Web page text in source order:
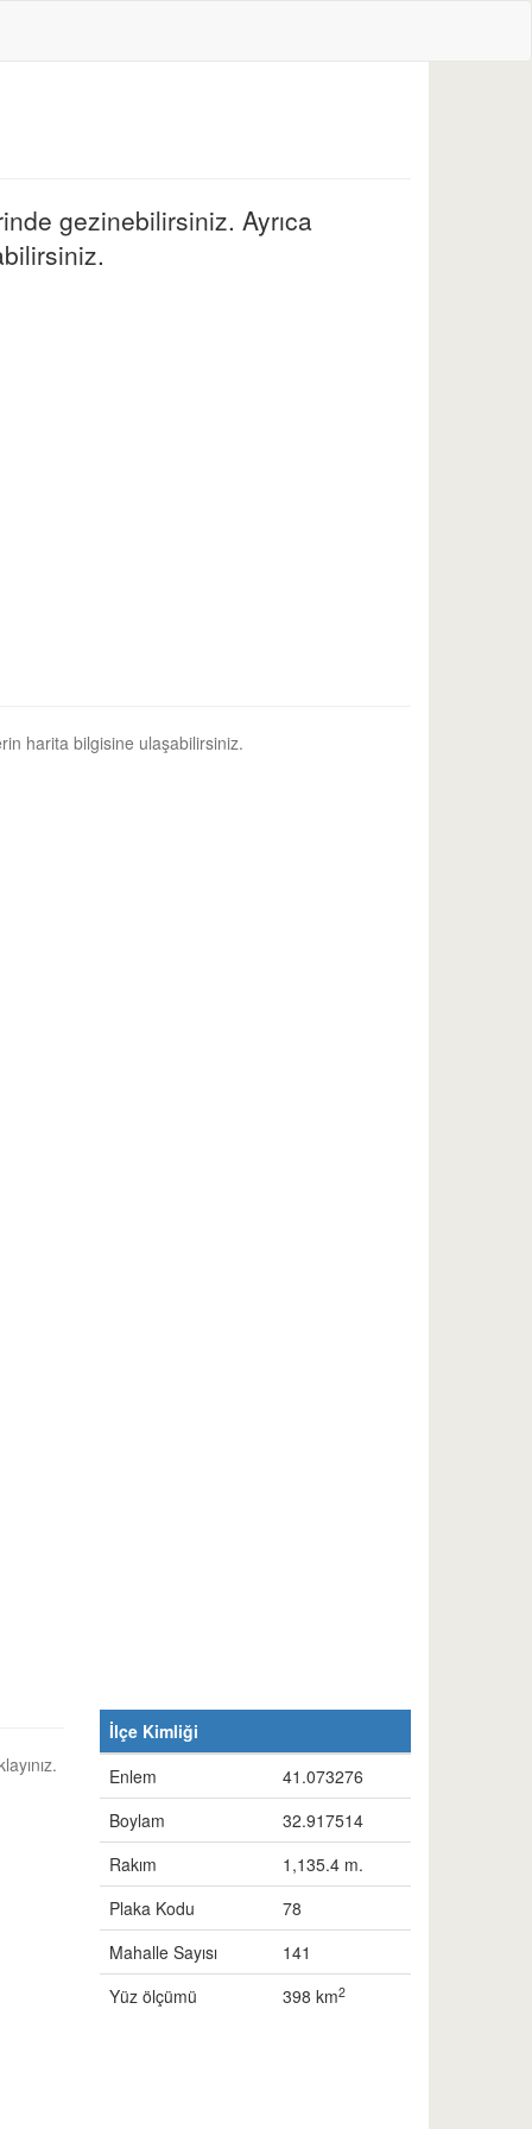
gezinebilirsiniz. Ayrıca
harita bilgisine ulaşabilirsiniz.
İlçe Kimliği
Enlem
41.073276
Boylam
32.917514
Rakım
1,135.4 m.
Plaka Kodu
78
Mahalle Sayısı
141
Yüz ölçümü
398 km2